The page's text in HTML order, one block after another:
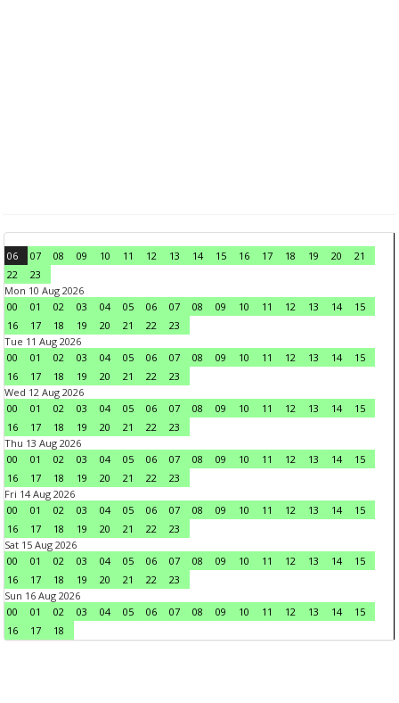
06 07 08 09 10 11 12 13 14 15 16 17 18 19 20
21
22
23
Mon 10 Aug 2026
00
01 02 03 04 05 06 07 08 09 10 11 12 13 14
15
16
17 18 19 20 21 22
23
Tue 11 Aug 2026
00
01 02 03 04 05 06 07 08 09 10 11 12 13 14
15
16
17 18 19 20 21 22
23
Wed 12 Aug 2026
00
01 02 03 04 05 06 07 08 09 10 11 12 13 14
15
16
17 18 19 20 21 22
23
Thu 13 Aug 2026
00
01 02 03 04 05 06 07 08 09 10 11 12 13 14
15
16
17 18 19 20 21 22
23
Fri 14 Aug 2026
00
01 02 03 04 05 06 07 08 09 10 11 12 13 14
15
16
17 18 19 20 21 22
23
Sat 15 Aug 2026
00
01 02 03 04 05 06 07 08 09 10 11 12 13 14
15
16
17 18 19 20 21 22
23
Sun 16 Aug 2026
00
01 02 03 04 05 06 07 08 09 10 11 12 13 14
15
16
17 18